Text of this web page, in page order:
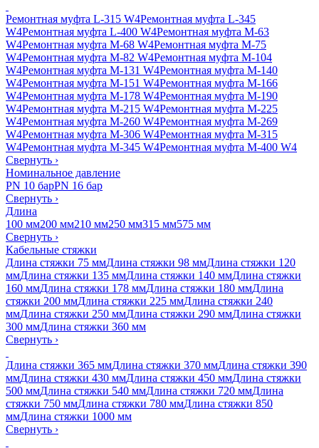
Ремонтная муфта L-315 W4Ремонтная муфта L-345
W4Ремонтная муфта L-400 W4Ремонтная муфта M-63
W4Ремонтная муфта M-68 W4Ремонтная муфта M-75
W4Ремонтная муфта M-82 W4Ремонтная муфта M-104
W4Ремонтная муфта M-131 W4Ремонтная муфта M-140
W4Ремонтная муфта M-151 W4Ремонтная муфта M-166
W4Ремонтная муфта M-178 W4Ремонтная муфта M-190
W4Ремонтная муфта M-215 W4Ремонтная муфта M-225
W4Ремонтная муфта M-260 W4Ремонтная муфта M-269
W4Ремонтная муфта M-306 W4Ремонтная муфта M-315
W4Ремонтная муфта M-345 W4Ремонтная муфта M-400 W4
Свернуть ›
Номинальное давление
PN 10 барPN 16 бар
Свернуть ›
Длина
100 мм200 мм210 мм250 мм315 мм575 мм
Свернуть ›
Кабельные стяжки
Длина стяжки 75 ммДлина стяжки 98 ммДлина стяжки 120
ммДлина стяжки 135 ммДлина стяжки 140 ммДлина стяжки
160 ммДлина стяжки 178 ммДлина стяжки 180 ммДлина
стяжки 200 ммДлина стяжки 225 ммДлина стяжки 240
ммДлина стяжки 250 ммДлина стяжки 290 ммДлина стяжки
300 ммДлина стяжки 360 мм
Свернуть ›
Длина стяжки 365 ммДлина стяжки 370 ммДлина стяжки 390
ммДлина стяжки 430 ммДлина стяжки 450 ммДлина стяжки
500 ммДлина стяжки 540 ммДлина стяжки 720 ммДлина
стяжки 750 ммДлина стяжки 780 ммДлина стяжки 850
ммДлина стяжки 1000 мм
Свернуть ›